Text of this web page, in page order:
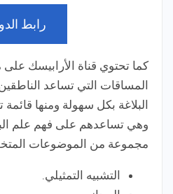
رابط
كما تحتوي قناة الأرابيسك
المساقات التي تساعد
البلاغة بكل سهولة ومنها
وهي تساعدهم على فهم علم
مجموعة من الموضوعات
التشبيه التمثيلي.